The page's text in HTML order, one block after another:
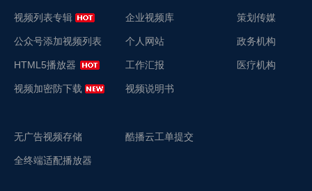
视频列表专辑
公众号添加视频列表
HTML5播放器
视频加密防下载
无广告视频存储
全终端适配播放器
企业视频库
个人网站
工作汇报
视频说明书
酷播云工单提交
策划传媒
政务机构
医疗机构